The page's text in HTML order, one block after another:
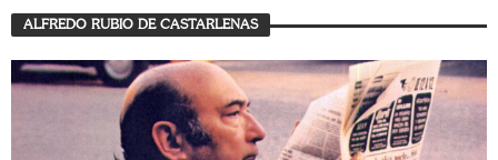
ALFREDO RUBIO DE CASTARLENAS